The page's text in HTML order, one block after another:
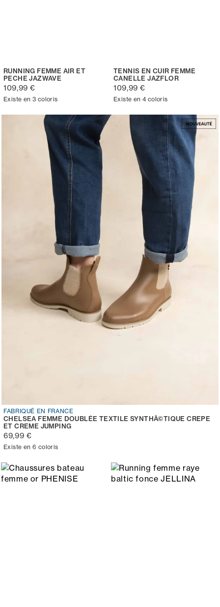
RUNNING FEMME AIR ET
PECHE JAZWAVE
109,99 €
Existe en 3 coloris
TENNIS EN CUIR FEMME
CANELLE JAZFLOR
109,99 €
Existe en 4 coloris
FABRIQUÉ EN FRANCE
CHELSEA FEMME DOUBLÉE TEXTILE SYNTHÃ©TIQUE CREPE
ET CREME JUMPING
69,99 €
Existe en 6 coloris